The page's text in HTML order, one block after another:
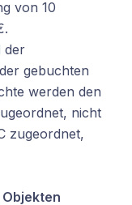
von 10
der
gebuchten
werden den
nicht
zugeordnet,